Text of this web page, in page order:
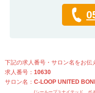
下記の求人番号・サロン名をお伝
求人番号： 10630
サロン名： C-LOOP UNITED